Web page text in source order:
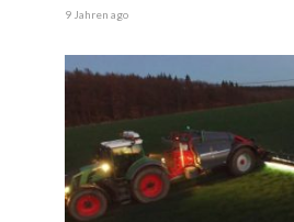
9 Jahren ago